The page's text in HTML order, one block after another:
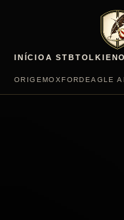
INÍCIO A STBTOLKIEN
ORIGEMOXFORDEAGLE